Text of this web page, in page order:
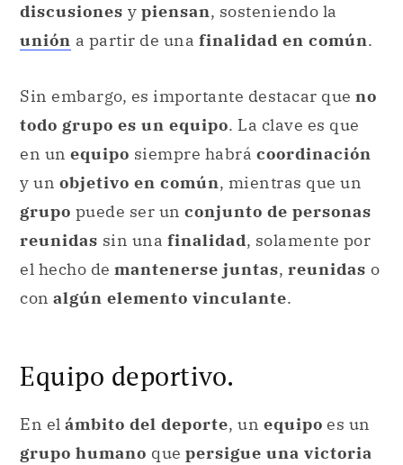
discusiones y piensan, sosteniendo la
unión a partir de una finalidad en común.
Sin embargo, es importante destacar que no
todo grupo es un equipo. La clave es que
en un equipo siempre habrá coordinación
y un objetivo en común, mientras que un
grupo puede ser un conjunto de personas
reunidas sin una finalidad, solamente por
el hecho de mantenerse juntas, reunidas o
con algún elemento vinculante.
Equipo deportivo.
En el ámbito del deporte, un equipo es un
grupo humano que persigue una victoria